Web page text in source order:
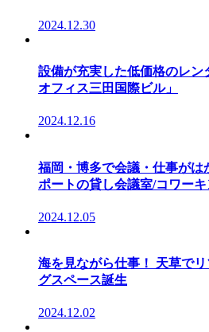
2024.12.30
設備が充実した低価格のレン
オフィス三田国際ビル」
2024.12.16
福岡・博多で会議・仕事が
ポートの貸し会議室/コワー
2024.12.05
海を見ながら仕事！ 天草で
グスペース誕生
2024.12.02